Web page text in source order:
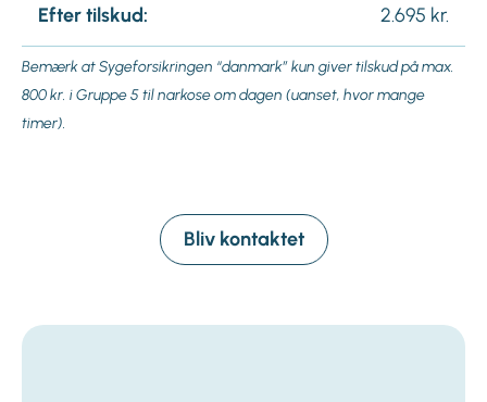
Efter tilskud:
2.695 kr.
Bemærk at Sygeforsikringen “danmark” kun giver tilskud på max.
800 kr. i Gruppe 5 til narkose om dagen (uanset, hvor mange
timer).
Bliv kontaktet